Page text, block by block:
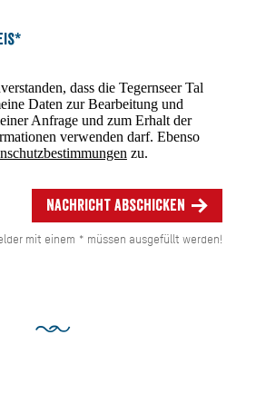
dass die Tegernseer Tal
Daten zur Bearbeitung und
Anfrage und zum Erhalt der
verwenden darf. Ebenso
zu.
Nachricht abschicken
mit einem * müssen ausgefüllt werden!